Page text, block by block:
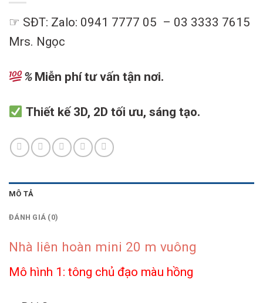
☞ SĐT: Zalo: 0941 7777 05 – 03 3333 7615
Mrs. Ngọc
% Miễn phí tư vấn tận nơi.
Thiết kế 3D, 2D tối ưu, sáng tạo.
MÔ TẢ
ĐÁNH GIÁ (0)
Nhà liên hoàn mini 20 m vuông
Mô hình 1: tông chủ đạo màu hồng